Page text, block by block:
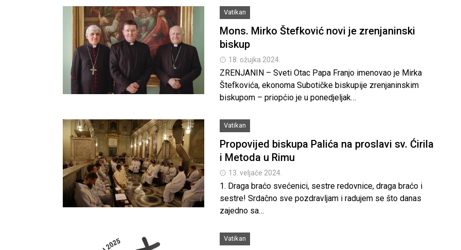
Vatikan
Mons. Mirko Štefković novi je zrenjaninski
biskup
18. ožujka 2024.
ZRENJANIN – Sveti Otac Papa Franjo imenovao je Mirka
Štefkovića, ekonoma Subotičke biskupije zrenjaninskim
biskupom – priopćio je u ponedjeljak…
Vatikan
Propovijed biskupa Palića na proslavi sv. Ćirila
i Metoda u Rimu
13. veljače 2024.
1. Draga braćo svećenici, sestre redovnice, draga braćo i
sestre! Srdačno sve pozdravljam i radujem se što danas
zajedno sa…
Vatikan